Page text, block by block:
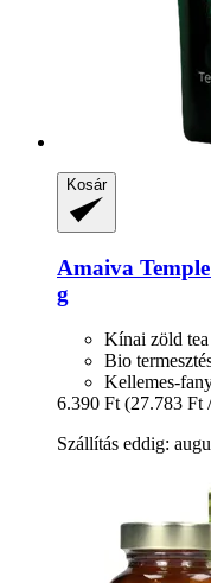
Kosár
Amaiva
g
Kínai zöld tea
Bio
Kellemes-
6.390 Ft (27.783 Ft
Szállítás eddig: